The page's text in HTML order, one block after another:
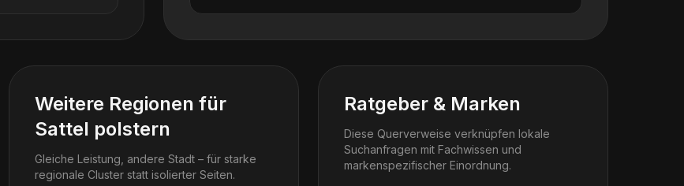
Weitere Regionen für
Sattel polstern
Gleiche Leistung, andere Stadt – für starke
regionale Cluster statt isolierter Seiten.
Ratgeber & Marken
Diese Querverweise verknüpfen lokale
Suchanfragen mit Fachwissen und
markenspezifischer Einordnung.